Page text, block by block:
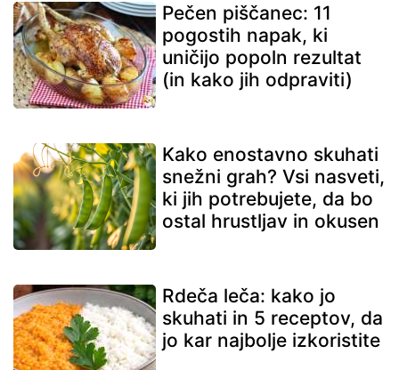
Pečen piščanec: 11
pogostih napak, ki
uničijo popoln rezultat
(in kako jih odpraviti)
Kako enostavno skuhati
snežni grah? Vsi nasveti,
ki jih potrebujete, da bo
ostal hrustljav in okusen
Rdeča leča: kako jo
skuhati in 5 receptov, da
jo kar najbolje izkoristite